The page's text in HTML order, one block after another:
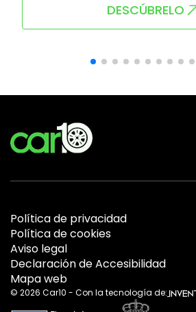
DESCÚBRELO
Política de privacidad
Política de cookies
Aviso legal
Declaración de Accesibilidad
Mapa web
© 2026 Car10 - Con la tecnología de: